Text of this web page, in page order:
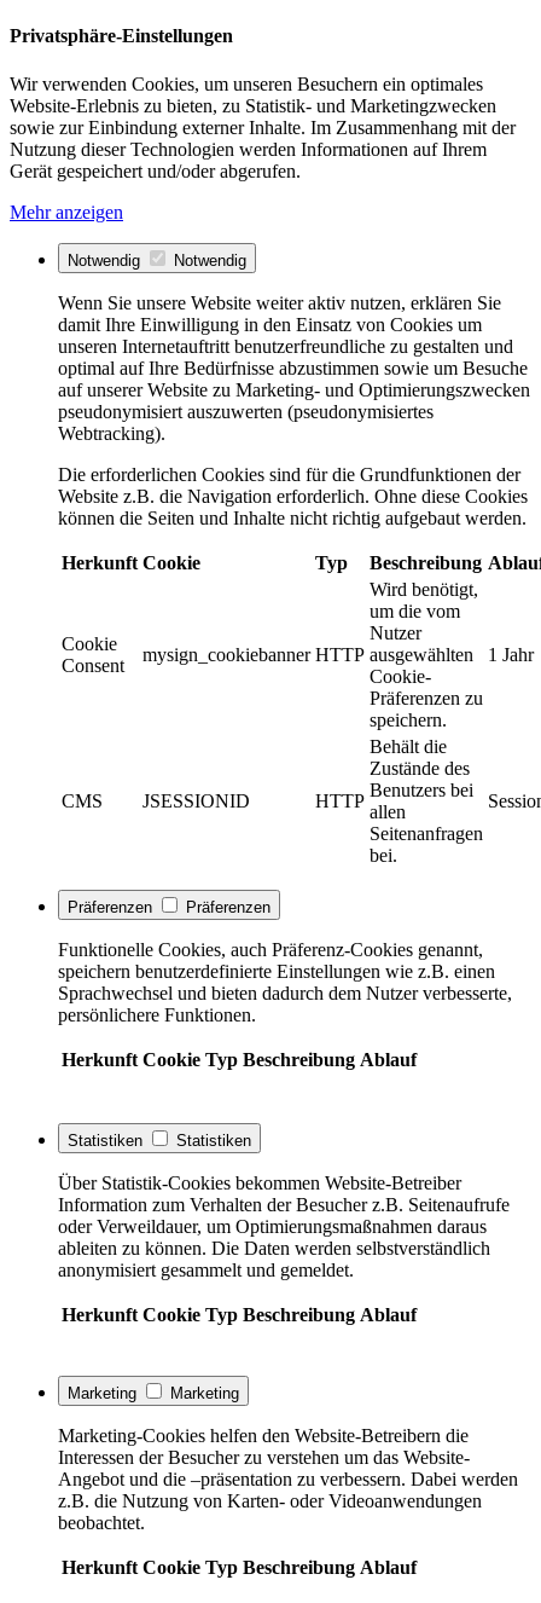
Privatsphäre-Einstellungen
Wir verwenden Cookies, um unseren Besuchern ein optimales
Website-Erlebnis zu bieten, zu Statistik- und Marketingzwecken
sowie zur Einbindung externer Inhalte. Im Zusammenhang mit der
Nutzung dieser Technologien werden Informationen auf Ihrem
Gerät gespeichert und/oder abgerufen.
Mehr anzeigen
Notwendig Notwendig
Wenn Sie unsere Website weiter aktiv nutzen, erklären Sie
damit Ihre Einwilligung in den Einsatz von Cookies um
unseren Internetauftritt benutzerfreundliche zu gestalten und
optimal auf Ihre Bedürfnisse abzustimmen sowie um Besuche
auf unserer Website zu Marketing- und Optimierungszwecken
pseudonymisiert auszuwerten (pseudonymisiertes
Webtracking).
Die erforderlichen Cookies sind für die Grundfunktionen der
Website z.B. die Navigation erforderlich. Ohne diese Cookies
können die Seiten und Inhalte nicht richtig aufgebaut werden.
Herkunft Cookie Typ Beschreibung
Cookie
Consent
mysign_cookiebanner HTTP
Wird benötigt,
um die vom
Nutzer
ausgewählten
Cookie-
Präferenzen zu
speichern.
1 Jahr
CMS JSESSIONID HTTP
Behält die
Zustände des
Benutzers bei
allen
Seitenanfragen
bei.
Präferenzen Präferenzen
Funktionelle Cookies, auch Präferenz-Cookies genannt,
speichern benutzerdefinierte Einstellungen wie z.B. einen
Sprachwechsel und bieten dadurch dem Nutzer verbesserte,
persönlichere Funktionen.
Herkunft Cookie Typ Beschreibung Ablauf
Statistiken Statistiken
Über Statistik-Cookies bekommen Website-Betreiber
Information zum Verhalten der Besucher z.B. Seitenaufrufe
oder Verweildauer, um Optimierungsmaßnahmen daraus
ableiten zu können. Die Daten werden selbstverständlich
anonymisiert gesammelt und gemeldet.
Herkunft Cookie Typ Beschreibung Ablauf
Marketing Marketing
Marketing-Cookies helfen den Website-Betreibern die
Interessen der Besucher zu verstehen um das Website-
Angebot und die –präsentation zu verbessern. Dabei werden
z.B. die Nutzung von Karten- oder Videoanwendungen
beobachtet.
Herkunft Cookie Typ Beschreibung Ablauf